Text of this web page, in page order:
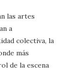
las artes
a
colectiva, la
más
de la escena